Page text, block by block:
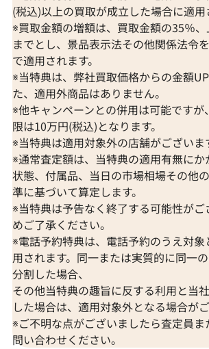
(税込)以上の買取が成立した場合に適用
※買取金額の増額は、買取金額の35％
までとし、景品表示法その他関係法令
で適用されます。
※当特典は、弊社買取価格からの金額
た、適用外商品はありません。
※他キャンペーンとの併用は可能です
限は10万円(税込)となります。
※当特典は適用対象外の店舗がございま
※通常査定額は、当特典の適用有無にか
状態、付属品、当日の市場相場その他
準に基づいて算定します。
※当特典は予告なく終了する可能性がご
めご了承ください。
※電話予約特典は、電話予約のうえ対
用されます。同一または実質的に同一
分割した場合、
その他当特典の趣旨に反する利用と当
した場合は、適用対象外となる場合がご
※ご不明な点がございましたら査定員
問い合わせください。